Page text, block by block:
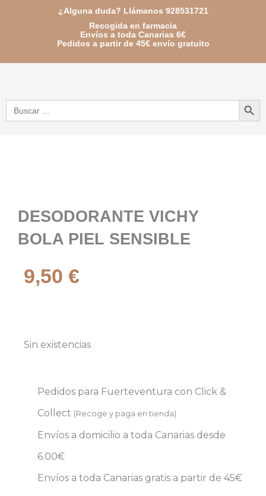
¿Alguna duda? Llámanos 928531721
Recogida en farmacia
Envíos a toda Canarias 6€
Pedidos a partir de 45€ envío gratuito
Buscar: Botón de
DESODORANTE VICHY
BOLA PIEL SENSIBLE
9,50 €
Sin existencias
Pedidos para Fuerteventura con Click &
Collect (Recoge y paga en tienda)
Envíos a domicilio a toda Canarias desde
6.00€
Envíos a toda Canarias gratis a partir de 45€